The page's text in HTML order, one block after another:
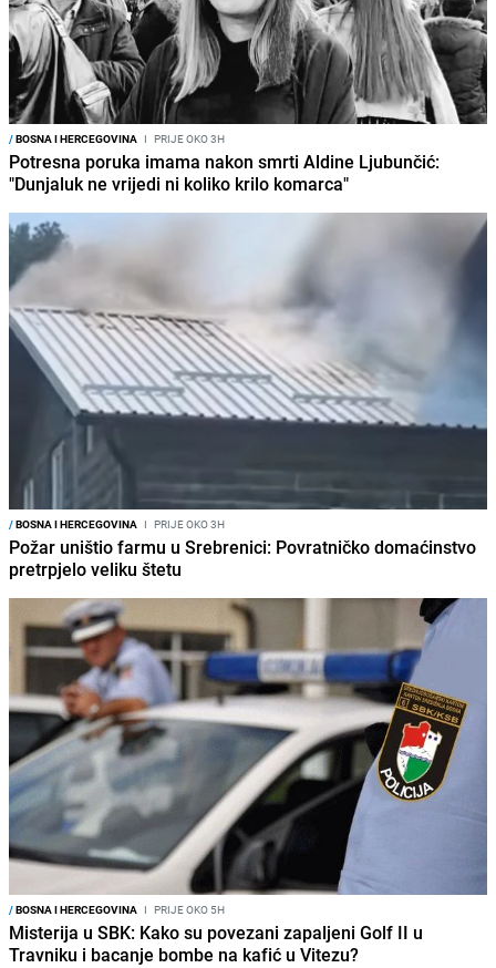
/BOSNA I HERCEGOVINA I PRIJE OKO 3H
Potresna poruka imama nakon smrti Aldine Ljubunčić:
"Dunjaluk ne vrijedi ni koliko krilo komarca"
/BOSNA I HERCEGOVINA I PRIJE OKO 3H
Požar uništio farmu u Srebrenici: Povratničko domaćinstvo
pretrpjelo veliku štetu
/BOSNA I HERCEGOVINA I PRIJE OKO 5H
Misterija u SBK: Kako su povezani zapaljeni Golf II u
Travniku i bacanje bombe na kafić u Vitezu?